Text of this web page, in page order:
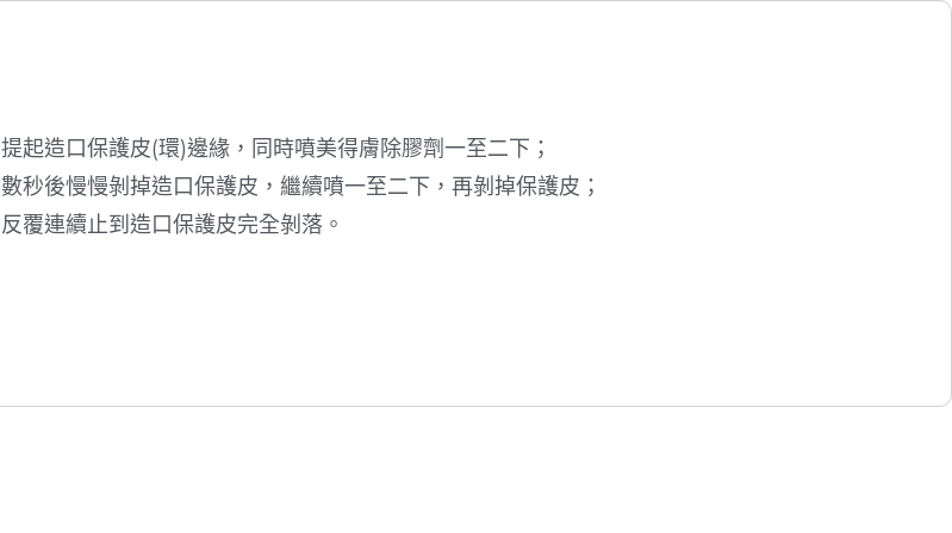
提起造口保護皮(環)邊緣，同時噴美得膚除膠劑一至二下；
數秒後慢慢剝掉造口保護皮，繼續噴一至二下，再剝掉保護皮；
反覆連續止到造口保護皮完全剝落。